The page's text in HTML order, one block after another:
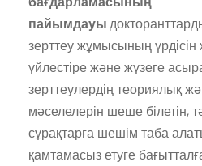
пайымдауы
зерттеу жұмысының
үйлестіре және жүзеге
зерттеулердің теориялық
мәселелерін шеше білетін,
сұрақтарға шешім таба
қамтамасыз етуге